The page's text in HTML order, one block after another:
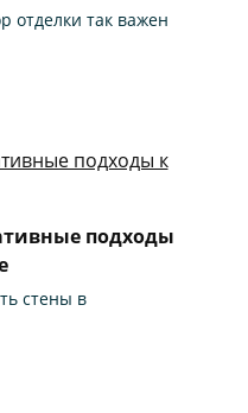
отделки так важен
подходы
стены в